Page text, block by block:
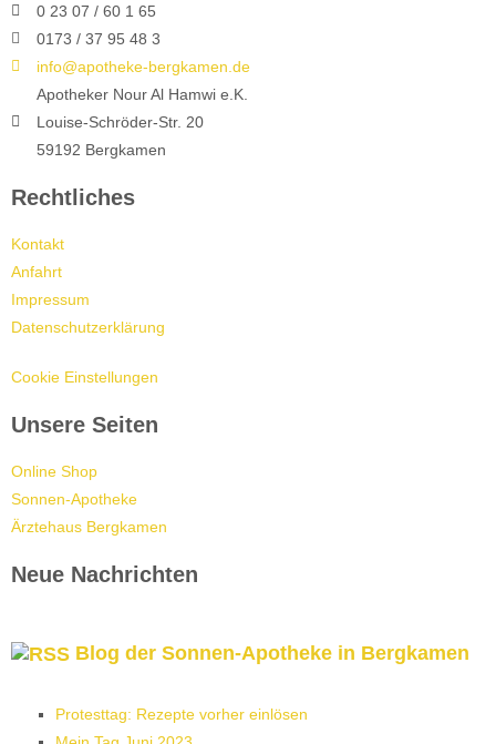
0 23 07 / 60 1 65
0173 / 37 95 48 3
info@apotheke-bergkamen.de
Apotheker Nour Al Hamwi e.K.
Louise-Schröder-Str. 20
59192 Bergkamen
Rechtliches
Kontakt
Anfahrt
Impressum
Datenschutzerklärung
Cookie Einstellungen
Unsere Seiten
Online Shop
Sonnen-Apotheke
Ärztehaus Bergkamen
Neue Nachrichten
Blog der Sonnen-Apotheke in Bergkamen
Protesttag: Rezepte vorher einlösen